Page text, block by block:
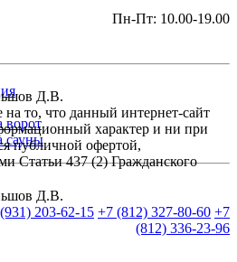
ворот
сауны
Д.В.
203-62-15 +7 (812) 327-80-60 +7
(812) 336-23-96
Пн-Пт: 10.00-19.00
Д.В.
то, что данный интернет-сайт
характер и ни при
публичной офертой,
Статьи 437 (2) Гражданского